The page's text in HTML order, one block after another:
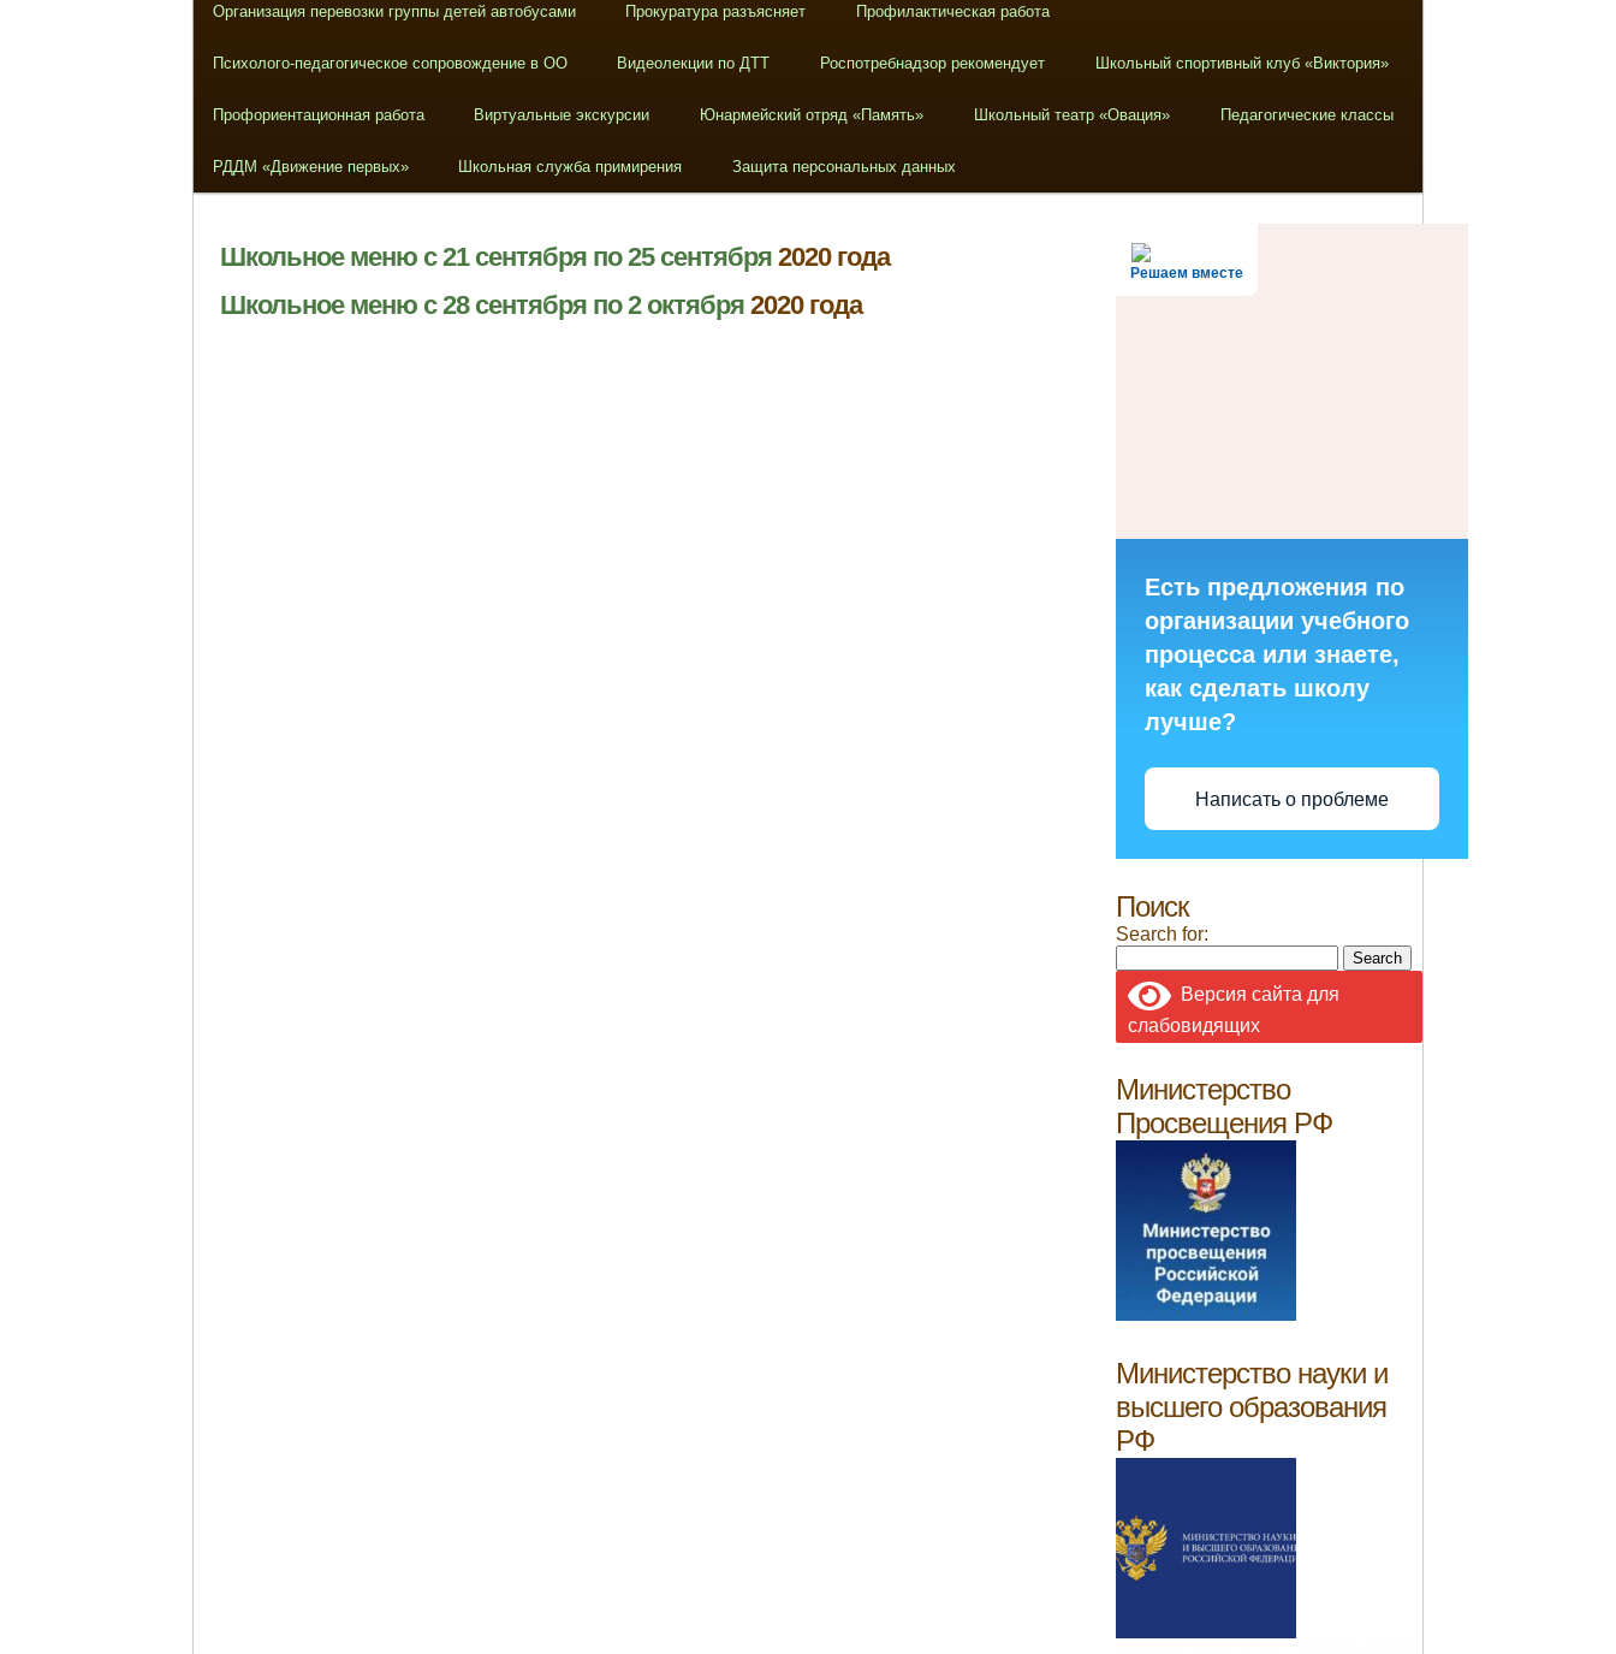
Организация перевозки группы детей автобусами Прокуратура разъясняет Профилактическая работа
Психолого-педагогическое сопровождение в ОО Видеолекции по ДТТ Роспотребнадзор рекомендует Школьный спортивный клуб «Виктория»
Профориентационная работа Виртуальные экскурсии Юнармейский отряд «Память» Школьный театр «Овация» Педагогические классы
РДДМ «Движение первых» Школьная служба примирения Защита персональных данных
Школьное меню с 21 сентября по 25 сентября2020 года
Школьное меню с 28 сентября по 2 октября2020 года
Решаем вместе
Есть предложения по
организации учебного
процесса или знаете,
как сделать школу
лучше?
Написать о проблеме
Поиск
Search for:
Версия сайта для
слабовидящих
Министерство
Просвещения РФ
Министерство науки и
высшего образования
РФ